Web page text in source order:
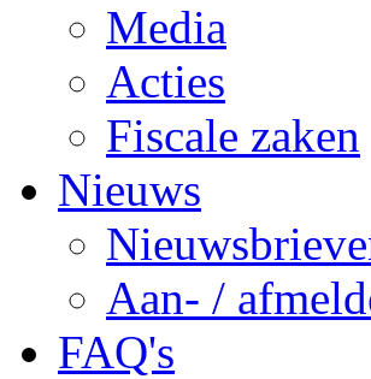
Media
Acties
Fiscale zaken
Nieuws
Aan- /
FAQ's